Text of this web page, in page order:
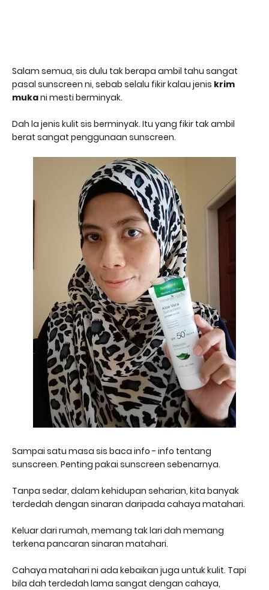
Salam semua, sis dulu tak berapa ambil tahu sangat
pasal sunscreen ni, sebab selalu fikir kalau jenis krim
mukani mesti berminyak.
Dah la jenis kulit sis berminyak. Itu yang fikir tak ambil
berat sangat penggunaan sunscreen.
Sampai satu masa sis baca info - info tentang
sunscreen. Penting pakai sunscreen sebenarnya.
Tanpa sedar, dalam kehidupan seharian, kita banyak
terdedah dengan sinaran daripada cahaya matahari.
Keluar dari rumah, memang tak lari dah memang
terkena pancaran sinaran matahari.
Cahaya matahari ni ada kebaikan juga untuk kulit. Tapi
bila dah terdedah lama sangat dengan cahaya,